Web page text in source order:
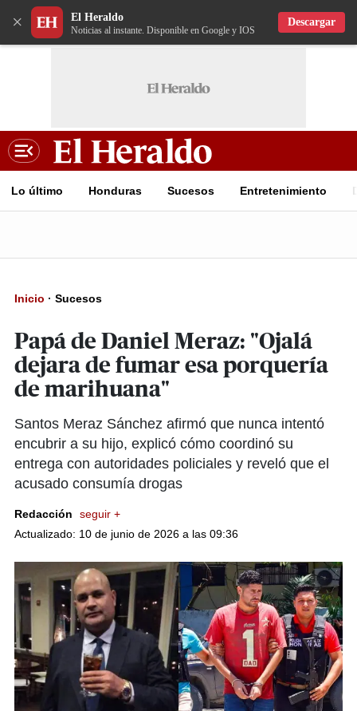
× El Heraldo
Noticias al instante. Disponible en Google y IOS
Descargar
Lo último Honduras Sucesos Entretenimiento
Inicio · Sucesos
Papá de Daniel Meraz: "Ojalá
dejara de fumar esa porquería
de marihuana"
Santos Meraz Sánchez afirmó que nunca intentó
encubrir a su hijo, explicó cómo coordinó su
entrega con autoridades policiales y reveló que el
acusado consumía drogas
Redacción
seguir +
Actualizado: 10 de junio de 2026 a las 09:36